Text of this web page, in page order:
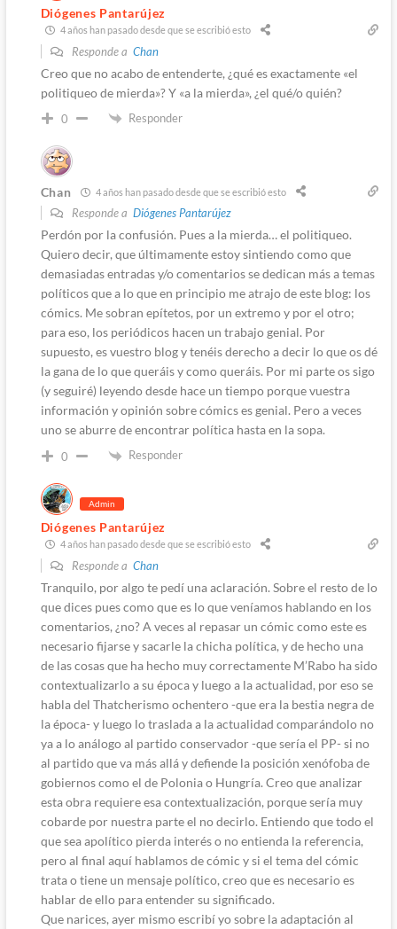
Diógenes Pantarújez
4 años han pasado desde que se escribió esto
Responde a Chan
Creo que no acabo de entenderte, ¿qué es exactamente «el
politiqueo de mierda»? Y «a la mierda», ¿el qué/o quién?
0 Responder
Chan 4 años han pasado desde que se escribió esto
Responde a Diógenes Pantarújez
Perdón por la confusión. Pues a la mierda… el politiqueo.
Quiero decir, que últimamente estoy sintiendo como que
demasiadas entradas y/o comentarios se dedican más a temas
políticos que a lo que en principio me atrajo de este blog: los
cómics. Me sobran epítetos, por un extremo y por el otro;
para eso, los periódicos hacen un trabajo genial. Por
supuesto, es vuestro blog y tenéis derecho a decir lo que os dé
la gana de lo que queráis y como queráis. Por mi parte os sigo
(y seguiré) leyendo desde hace un tiempo porque vuestra
información y opinión sobre cómics es genial. Pero a veces
uno se aburre de encontrar política hasta en la sopa.
0 Responder
Admin
Diógenes Pantarújez
4 años han pasado desde que se escribió esto
Responde a Chan
Tranquilo, por algo te pedí una aclaración. Sobre el resto de lo
que dices pues como que es lo que veníamos hablando en los
comentarios, ¿no? A veces al repasar un cómic como este es
necesario fijarse y sacarle la chicha política, y de hecho una
de las cosas que ha hecho muy correctamente M’Rabo ha sido
contextualizarlo a su época y luego a la actualidad, por eso se
habla del Thatcherismo ochentero -que era la bestia negra de
la época- y luego lo traslada a la actualidad comparándolo no
ya a lo análogo al partido conservador -que sería el PP- si no
al partido que va más allá y defiende la posición xenófoba de
gobiernos como el de Polonia o Hungría. Creo que analizar
esta obra requiere esa contextualización, porque sería muy
cobarde por nuestra parte el no decirlo. Entiendo que todo el
que sea apolítico pierda interés o no entienda la referencia,
pero al final aquí hablamos de cómic y si el tema del cómic
trata o tiene un mensaje político, creo que es necesario es
hablar de ello para entender su significado.
Que narices, ayer mismo escribí yo sobre la adaptación al